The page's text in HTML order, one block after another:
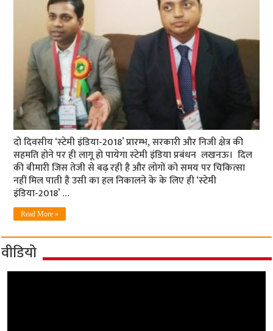
दो दिवसीय ‘स्‍टेमी इंडिया-2018’ प्रारम्‍भ, सरकारी और निजी क्षेत्र की
सहमति होने पर ही लागू हो पायेगा स्‍टेमी इंडिया प्रबंधन लखनऊ। दिल
की बीमारी जिस तेजी से बढ़ रही है और लोगों को समय पर चिकित्‍सा
नहीं मिल पाती है उसी का हल निकालने के के लिए ही ‘स्‍टेमी
इंडिया-2018’ …
Read More »
वीडियो